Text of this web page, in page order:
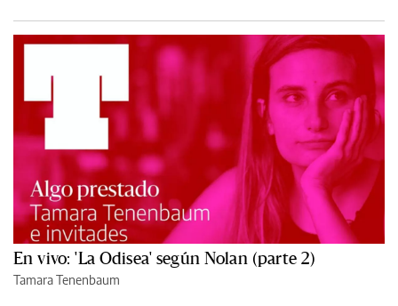
En vivo: 'La Odisea' según Nolan (parte 2)
Tamara Tenenbaum